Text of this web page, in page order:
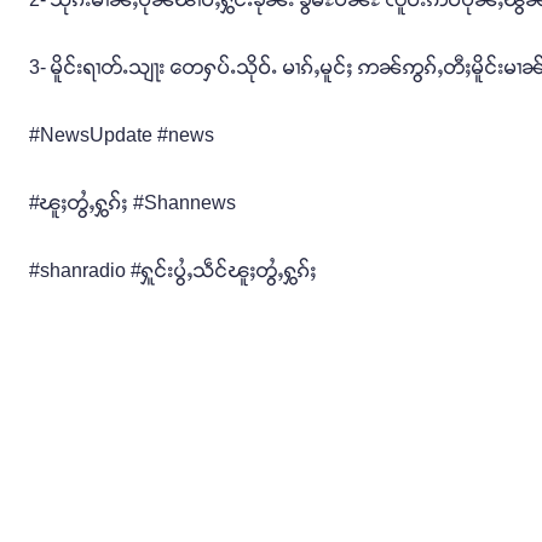
3- မိူင်းရၢတ်ႉသျႃး တေႁပ်ႉသိုဝ်ႉ မၢၵ်ႇမူင်ႈ ဢၼ်ဢွၵ်ႇတီႈမိူင်းမၢ
#NewsUpdate #news
#ၽူႈတွႆႇႁွၵ်ႈ #Shannews
#shanradio #ႁူင်းပွႆႇသဵင်ၽူႈတွႆႇႁွၵ်ႈ